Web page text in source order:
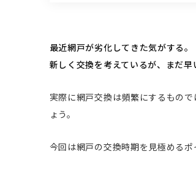
最近網戸が劣化してきた気がする。
新しく交換を考えているが、まだ早
実際に網戸交換は頻繁にするもの
ょう。
今回は網戸の交換時期を見極める